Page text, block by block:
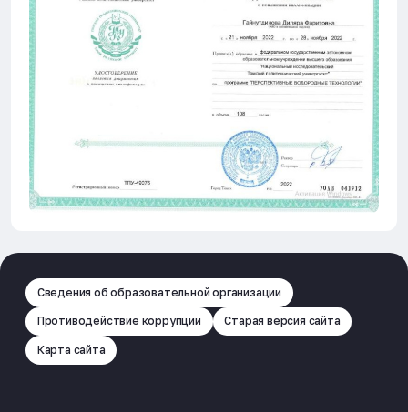
Сведения об образовательной организации
Противодействие коррупции Старая версия сайта
Карта сайта